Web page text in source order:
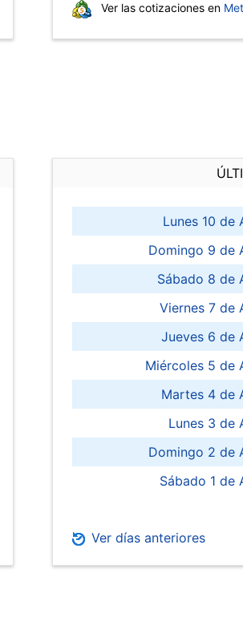
Ver las cotizaciones en
Lunes 10 de
Domingo 9 de
Sábado 8 de
Viernes 7 de
Jueves 6 de
Miércoles 5 de
Martes 4 de
Lunes 3 de
Domingo 2 de
Sábado 1 de
Ver días anteriores